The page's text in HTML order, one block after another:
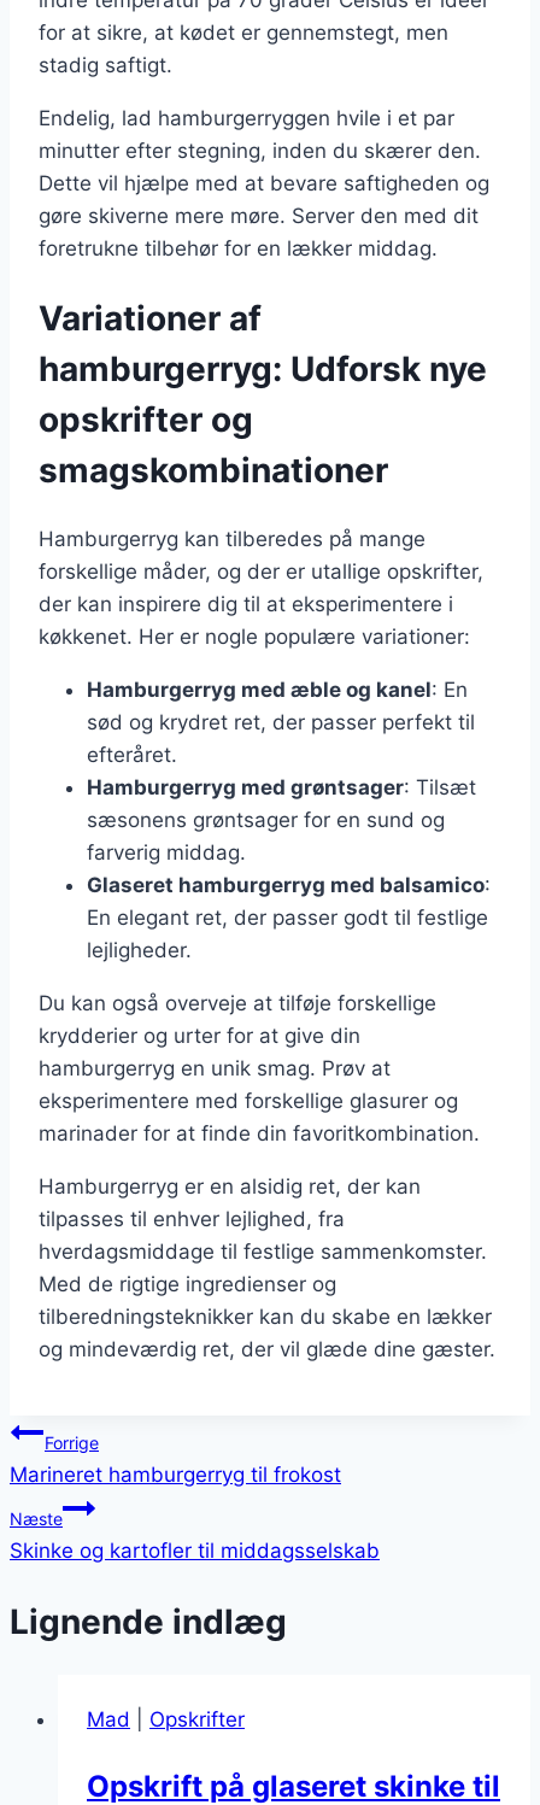
for at sikre, at kødet er gennemstegt, men
stadig saftigt.
Endelig, lad hamburgerryggen hvile i et par
minutter efter stegning, inden du skærer den.
Dette vil hjælpe med at bevare saftigheden og
gøre skiverne mere møre. Server den med dit
foretrukne tilbehør for en lækker middag.
Variationer af
hamburgerryg: Udforsk nye
opskrifter og
smagskombinationer
Hamburgerryg kan tilberedes på mange
forskellige måder, og der er utallige opskrifter,
der kan inspirere dig til at eksperimentere i
køkkenet. Her er nogle populære variationer:
Hamburgerryg med æble og kanel: En
sød og krydret ret, der passer perfekt til
efteråret.
Hamburgerryg med grøntsager: Tilsæt
sæsonens grøntsager for en sund og
farverig middag.
Glaseret hamburgerryg med balsamico:
En elegant ret, der passer godt til festlige
lejligheder.
Du kan også overveje at tilføje forskellige
krydderier og urter for at give din
hamburgerryg en unik smag. Prøv at
eksperimentere med forskellige glasurer og
marinader for at finde din favoritkombination.
Hamburgerryg er en alsidig ret, der kan
tilpasses til enhver lejlighed, fra
hverdagsmiddage til festlige sammenkomster.
Med de rigtige ingredienser og
tilberedningsteknikker kan du skabe en lækker
og mindeværdig ret, der vil glæde dine gæster.
Indlægsnavigation
Forrige
Marineret hamburgerryg til frokost
Næste
Skinke og kartofler til middagsselskab
Lignende indlæg
Mad Opskrifter
Opskrift på glaseret skinke til